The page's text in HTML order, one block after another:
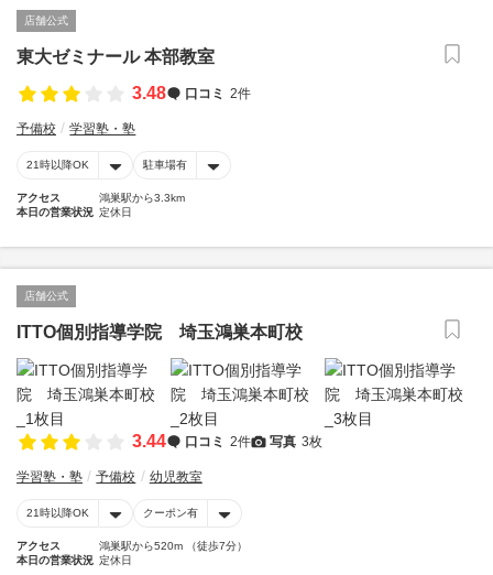
店舗公式
東大ゼミナール 本部教室
3.48
口コミ 2件
予備校 学習塾・塾
21時以降OK 駐車場有
アクセス
鴻巣駅から3.3km
本日の営業状況 定休日
店舗公式
ITTO個別指導学院 埼玉鴻巣本町校
3.44 口コミ 2件 写真 3枚
学習塾・塾 予備校 幼児教室
21時以降OK クーポン有
アクセス
鴻巣駅から520m （徒歩7分）
本日の営業状況 定休日